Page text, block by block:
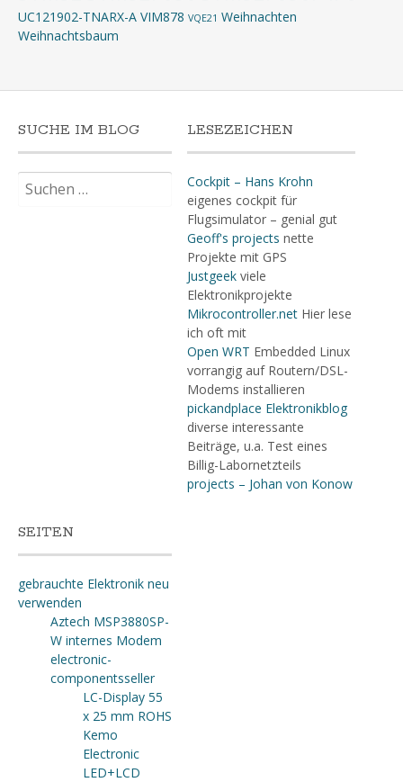
UC121902-TNARX-A VIM878 VQE21 Weihnachten
Weihnachtsbaum
SUCHE IM BLOG
nach:
LESEZEICHEN
Cockpit – Hans Krohn
eigenes cockpit für
Flugsimulator – genial gut
Geoff's projects nette
Projekte mit GPS
Justgeekviele
Elektronikprojekte
Mikrocontroller.netHier lese
ich oft mit
Open WRT Embedded Linux
vorrangig auf Routern/DSL-
Modems installieren
pickandplace Elektronikblog
diverse interessante
Beiträge, u.a. Test eines
Billig-Labornetzteils
projects – Johan von Konow
SEITEN
gebrauchte Elektronik neu
verwenden
Aztech MSP3880SP-
W internes Modem
electronic-
componentsseller
LC-Display 55
x 25 mm ROHS
Kemo
Electronic
LED+LCD